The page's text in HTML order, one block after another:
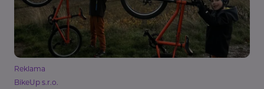
Reklama
BikeUp s.r.o.